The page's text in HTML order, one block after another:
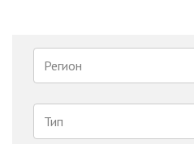
Регион
Тип